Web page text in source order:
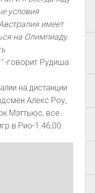
условия
имеет
на Олимпиаду.
-говорит Рудиша.
на дистанции
Алекс Роу,
Мэттьюс, все
в Рио-1.46,00.